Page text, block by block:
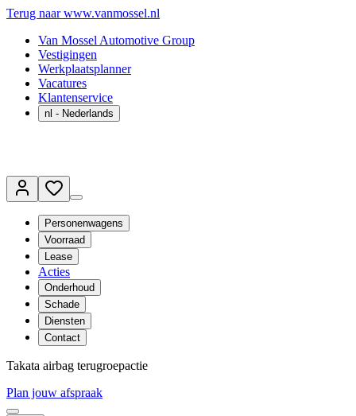
Terug naar www.vanmossel.nl
Van Mossel Automotive Group
Vestigingen
Werkplaatsplanner
Vacatures
Klantenservice
nl - Nederlands
Personenwagens
Voorraad
Lease
Acties
Onderhoud
Schade
Diensten
Contact
Takata airbag terugroepactie
Plan jouw afspraak